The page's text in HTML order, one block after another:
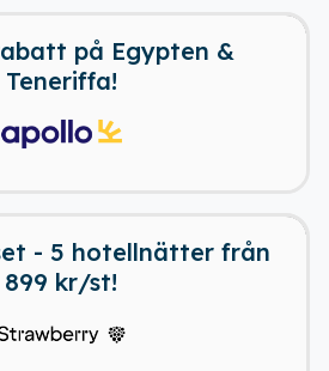
på Egypten &
Teneriffa!
- 5 hotellnätter från
899 kr/st!